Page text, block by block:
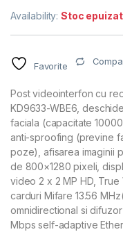
Availability:Stoc epuizat
Favorite
Post videointerfon cu
KD9633-WBE6,
faciala (capacitate
anti-sproofing (previne
poze), afisarea imaginii
de 800×1280 pixeli,
video 2 x 2 MP HD,
carduri Mifare 13.56
omnidirectional si
Mbps self-adaptive